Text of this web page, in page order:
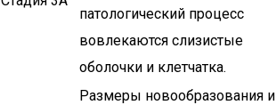
патологический процесс
вовлекаются слизистые
оболочки и клетчатка.
Размеры новообразования и